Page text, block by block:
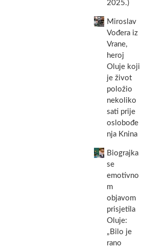
2025.)
Miroslav
Vođera iz
Vrane,
heroj
Oluje koji
je život
položio
nekoliko
sati prije
oslobođe
nja Knina
Biograjka
se
emotivno
m
objavom
prisjetila
Oluje:
„Bilo je
rano